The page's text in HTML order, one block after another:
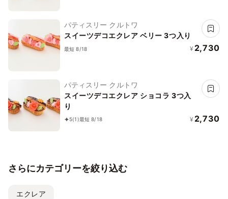
パティスリー クルトワ
スイーツデコエクレア ベリー 3つ入り
最短 8/18 ¥ 2,730
パティスリー クルトワ
スイーツデコエクレア ショコラ 3つ入
り
5(1)最短 8/18 ¥ 2,730
さらにカテゴリーを絞り込む
エクレア